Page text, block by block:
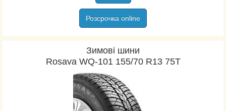
Розсрочка online
Зимові шини
Rosava WQ-101 155/70 R13 75T